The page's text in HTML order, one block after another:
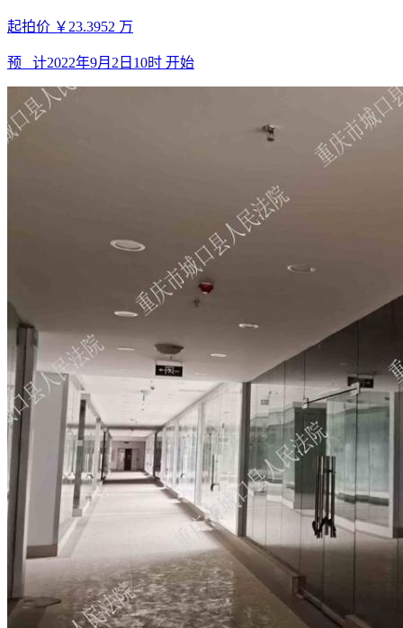
起拍价 ￥23.3952 万
预 计2022年9月2日10时 开始